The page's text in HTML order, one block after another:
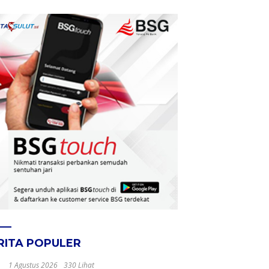
POPULER
1 Agustus 2026 330 Lihat